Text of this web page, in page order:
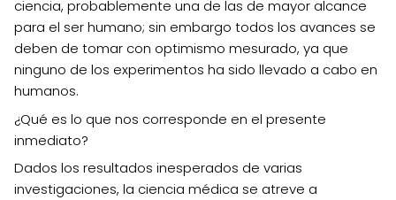
ciencia, probablemente una de las de mayor alcance
para el ser humano; sin embargo todos los avances se
deben de tomar con optimismo mesurado, ya que
ninguno de los experimentos ha sido llevado a cabo en
humanos.
¿Qué es lo que nos corresponde en el presente
inmediato?
Dados los resultados inesperados de varias
investigaciones, la ciencia médica se atreve a